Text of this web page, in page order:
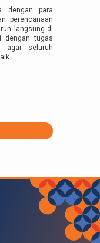
dengan para
perencanaan
langsung di
dengan tugas
agar seluruh